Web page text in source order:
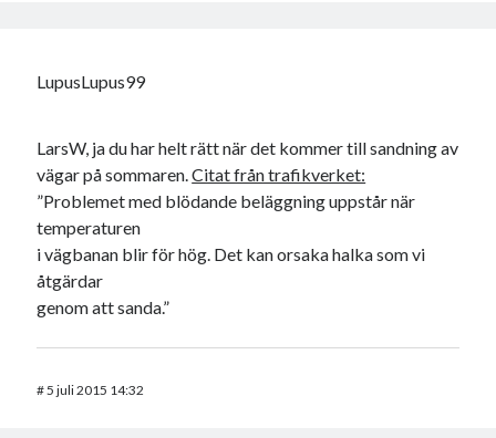
LupusLupus99
LarsW, ja du har helt rätt när det kommer till sandning av
vägar på sommaren.Citat från trafikverket:
”Problemet med blödande beläggning uppstår när
temperaturen
i vägbanan blir för hög. Det kan orsaka halka som vi
åtgärdar
genom att sanda.”
#5 juli 2015 14:32